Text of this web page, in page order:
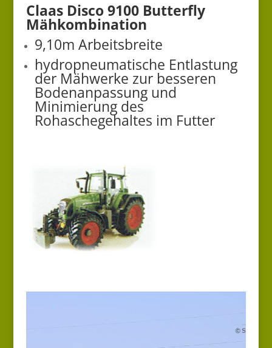
Claas Disco 9100 Butterfly
Mähkombination
9,10m Arbeitsbreite
hydropneumatische Entlastung
der Mähwerke zur besseren
Bodenanpassung und
Minimierung des
Rohaschegehaltes im Futter